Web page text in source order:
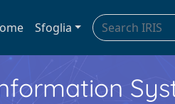
Sfoglia